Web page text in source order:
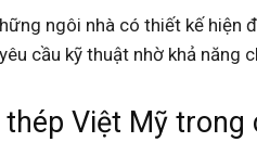
ngôi nhà có thiết kế hiện
cầu kỹ thuật nhờ khả năng
thép Việt Mỹ